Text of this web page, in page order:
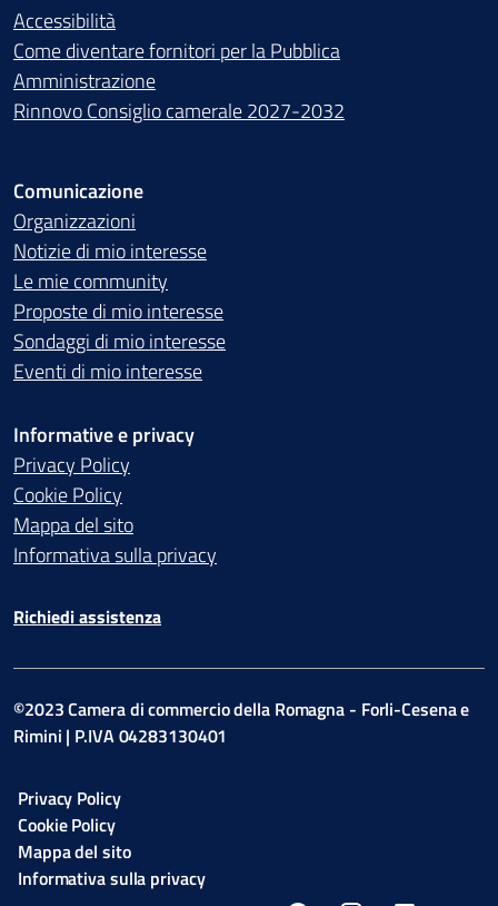
Accessibilità
Come diventare fornitori per la Pubblica
Amministrazione
Rinnovo Consiglio camerale 2027-2032
Comunicazione
Organizzazioni
Notizie di mio interesse
Le mie community
Proposte di mio interesse
Sondaggi di mio interesse
Eventi di mio interesse
Informative e privacy
Privacy Policy
Cookie Policy
Mappa del sito
Informativa sulla privacy
Richiedi assistenza
©2023 Camera di commercio della Romagna - Forli-Cesena e
Rimini | P.IVA 04283130401
Privacy Policy
Cookie Policy
Mappa del sito
Informativa sulla privacy